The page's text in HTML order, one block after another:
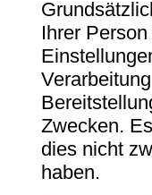
Ihrer
Zwecken.
dies nicht
haben.